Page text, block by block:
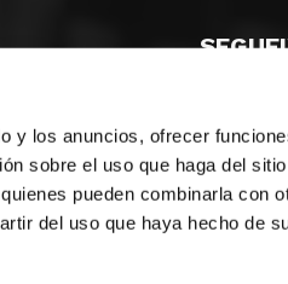
y los anuncios, ofrecer
sobre el uso que haga del
pueden combinarla con
del uso que haya hecho de